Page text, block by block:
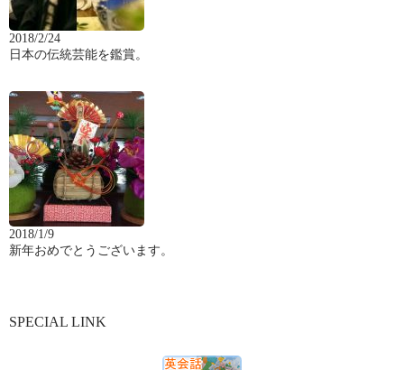
2018/2/24
日本の伝統芸能を鑑賞。
2018/1/9
新年おめでとうございます。
SPECIAL LINK